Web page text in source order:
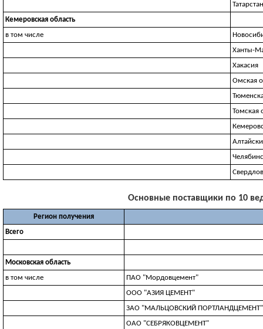
Татарстан
Кемеровская область
в том числе
Ханты-
Хакасия
Омская
Томская
Основные поставщики по 10
Регион получения
Всего
Московская область
в том числе
ПАО "Мордовцемент"
ООО "АЗИЯ ЦЕМЕНТ"
ЗАО "МАЛЬЦОВСКИЙ ПОРТЛАНДЦЕМЕНТ"
ОАО "СЕБРЯКОВЦЕМЕНТ"